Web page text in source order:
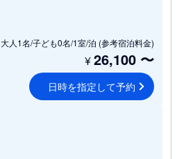
大人1名/子ども0名/1室/泊 (参考宿泊料金)
¥26,100 〜
日時を指定して予約